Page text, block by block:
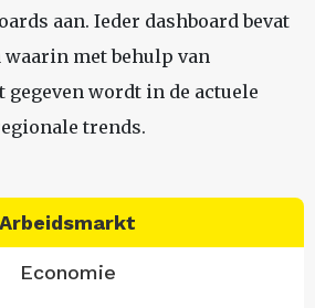
aan. Ieder dashboard bevat
waarin met behulp van
wordt in de actuele
trends.
Arbeidsmarkt
Economie